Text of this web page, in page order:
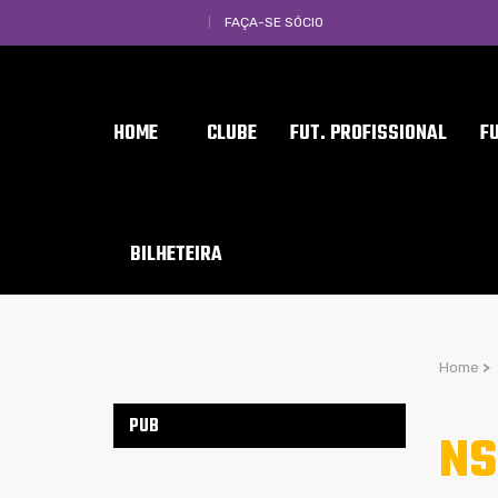
FAÇA-SE SÓCIO
HOME CLUBE FUT. PROFISSIONAL
BILHETEIRA
Home >
PUB